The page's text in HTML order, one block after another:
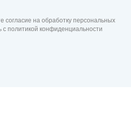
согласие на обработку персональных
c политикой конфиденциальности